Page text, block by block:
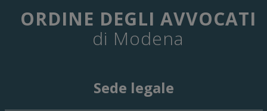
ORDINE DEGLI AVVOCATI
di Modena
Sede legale